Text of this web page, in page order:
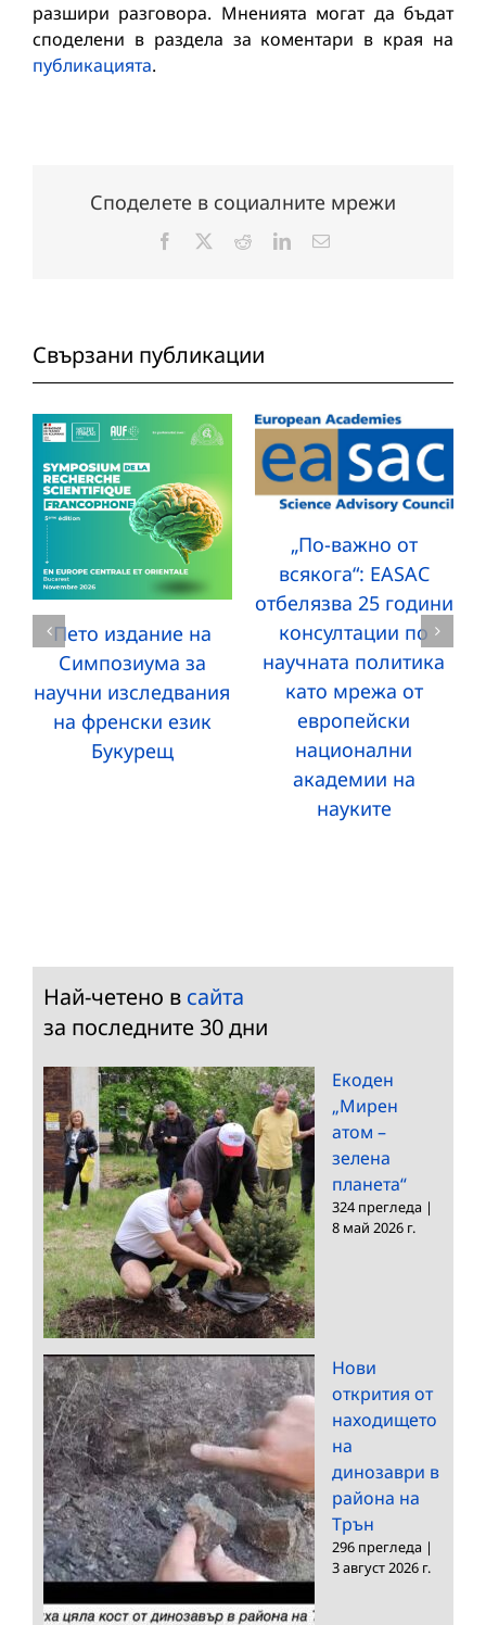
разшири разговора. Мненията могат да бъдат
споделени в раздела за коментари в края на
публикацията.
Споделете в социалните мрежи
Facebook RedditLinkedInЕлектронна
Свързани публикации
Пето издание на
Симпозиума за
научни изследвания
на френски език
Букурещ
„По-важно от
всякога“: EASAC
отбелязва 25 години
консултации по
научната политика
като мрежа от
европейски
национални
академии на
науките
Най-четено в сайта
за последните 30 дни
Екоден
„Мирен
атом –
зелена
планета“
324 прегледа |
8 май 2026 г.
Нови
открития от
находището
на
динозаври в
района на
Трън
296 прегледа |
3 август 2026 г.